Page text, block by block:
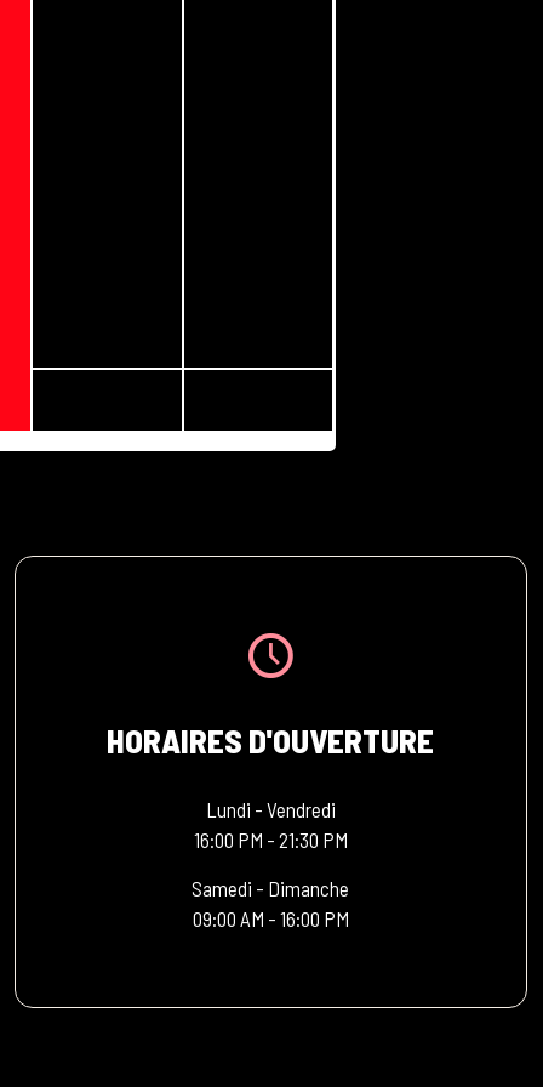
HORAIRES D'OUVERTURE
Lundi - Vendredi
16:00 PM - 21:30 PM
Samedi - Dimanche
09:00 AM - 16:00 PM